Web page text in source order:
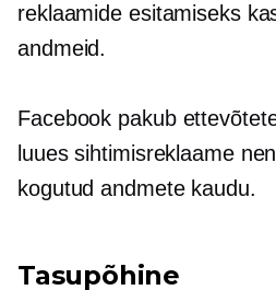
reklaamide esitamiseks
andmeid.
Facebook pakub
luues sihtimisreklaame
kogutud andmete kaudu.
Tasupõhine